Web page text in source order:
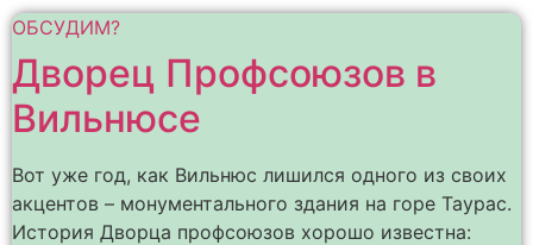
ОБСУДИМ?
Дворец Профсоюзов в
Вильнюсе
Вот уже год, как Вильнюс лишился одного из своих
акцентов – монументального здания на горе Таурас.
История Дворца профсоюзов хорошо известна: